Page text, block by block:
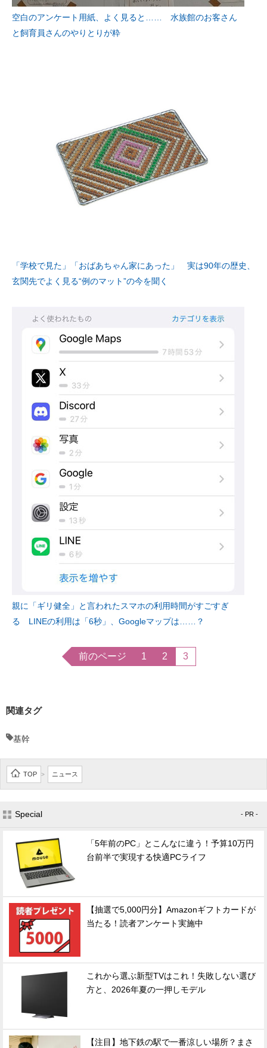
空白のアンケート用紙、よく見ると…… 水族館のお客さん
と飼育員さんのやりとりが粋
「学校で見た」「おばあちゃん家にあった」 実は90年の歴史、
玄関先でよく見る“例のマット”の今を聞く
親に「ギリ健全」と言われたスマホの利用時間がすごすぎ
る LINEの利用は「6秒」、Googleマップは……？
前のページ 1 2 3
関連タグ
基幹
TOP > ニュース
Special - PR -
「5年前のPC」とこんなに違う！予算10万円
台前半で実現する快適PCライフ
【抽選で5,000円分】Amazonギフトカードが
当たる！読者アンケート実施中
これから選ぶ新型TVはこれ！失敗しない選び
方と、2026年夏の一押しモデル
【注目】地下鉄の駅で一番涼しい場所？まさ